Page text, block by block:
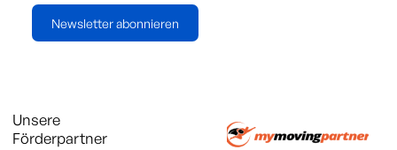
Newsletter abonnieren
Unsere
Förderpartner